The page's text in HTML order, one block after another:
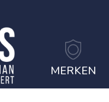
MERKEN